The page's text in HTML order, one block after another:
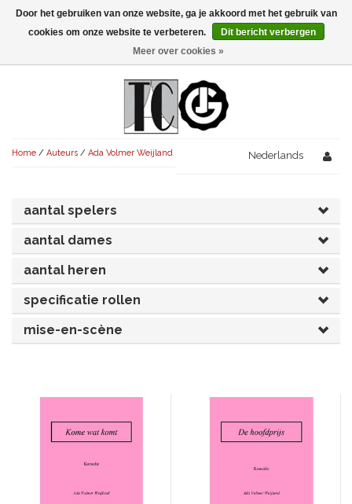
Menu
AVONDVULLEND (+75')
KORT (-30')
UITGELICHT!
AVONDVULLEND (+75')
OVERIG (30'-75')
UITGELICHT!
OVERIG (30'-75')
UITGELICHT!
AVONDVULLEND (+75')
KORT (-30')
OVERIG (30'-75')
UITGELICHT!
SPEKTAKELSTUKKEN
JUBILEUMSTUK
KOSTUUMSTUK
MUSICAL
OVERIG
SINTERKLAASTONEEL
HANDBOEKEN
RECHTEN REGELEN
Home / Auteurs / Ada Volmer Weijland Nederlands
aantal spelers
aantal dames
aantal heren
specificatie rollen
mise-en-scène
Door het gebruiken van onze website, ga je akkoord met het gebruik van
cookies om onze website te verbeteren.
Dit bericht verbergen
Meer over cookies »